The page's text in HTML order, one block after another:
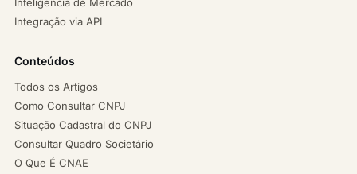
Integração via API
Conteúdos
Todos os Artigos
Como Consultar CNPJ
Situação Cadastral do CNPJ
Consultar Quadro Societário
O Que É CNAE